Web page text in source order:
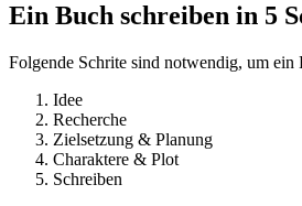
Ein Buch schreiben in 5
Folgende Schrite sind notwendig, um ein
Idee
Recherche
Zielsetzung & Planung
Charaktere & Plot
Schreiben